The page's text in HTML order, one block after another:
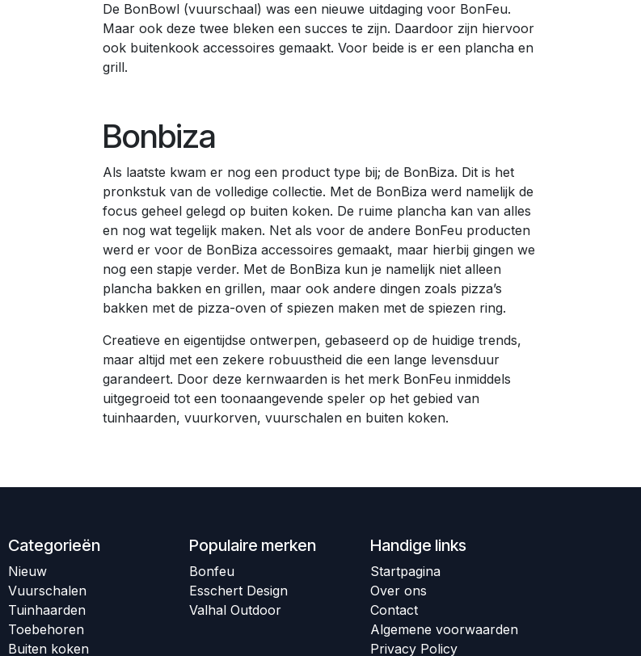
De BonBowl (vuurschaal) was een nieuwe uitdaging voor BonFeu.
Maar ook deze twee bleken een succes te zijn. Daardoor zijn hiervoor
ook buitenkook accessoires gemaakt. Voor beide is er een plancha en
grill.
Bonbiza
Als laatste kwam er nog een product type bij; de BonBiza. Dit is het
pronkstuk van de volledige collectie. Met de BonBiza werd namelijk de
focus geheel gelegd op buiten koken. De ruime plancha kan van alles
en nog wat tegelijk maken. Net als voor de andere BonFeu producten
werd er voor de BonBiza accessoires gemaakt, maar hierbij gingen we
nog een stapje verder. Met de BonBiza kun je namelijk niet alleen
plancha bakken en grillen, maar ook andere dingen zoals pizza’s
bakken met de pizza-oven of spiezen maken met de spiezen ring.
Creatieve en eigentijdse ontwerpen, gebaseerd op de huidige trends,
maar altijd met een zekere robuustheid die een lange levensduur
garandeert. Door deze kernwaarden is het merk BonFeu inmiddels
uitgegroeid tot een toonaangevende speler op het gebied van
tuinhaarden, vuurkorven, vuurschalen en buiten koken.
Handige links
Startpagina
Over ons
Contact
Algem​ene voorwaarden
Privacy Policy
Categorieën
Nieuw
Vuurschalen
Tuinhaarden
Toebehoren
Buiten koken
Populaire merken
Bonfeu​​
Esschert Design
Valhal Outdoor